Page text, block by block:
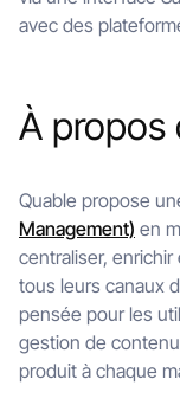
avec des
À propos
Quable propose
Management) en
centraliser,
tous leurs canaux
pensée pour les
gestion de
produit à chaque